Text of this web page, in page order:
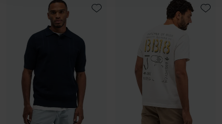
Toevoegen aan favorieten